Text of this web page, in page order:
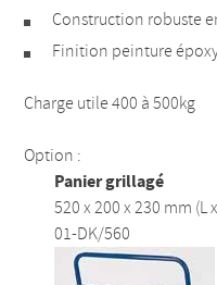
Construction robuste
Finition peinture
Charge utile 400 à 500kg
Option :
Panier grillagé
520 x 200 x 230 mm (L
01-DK/560